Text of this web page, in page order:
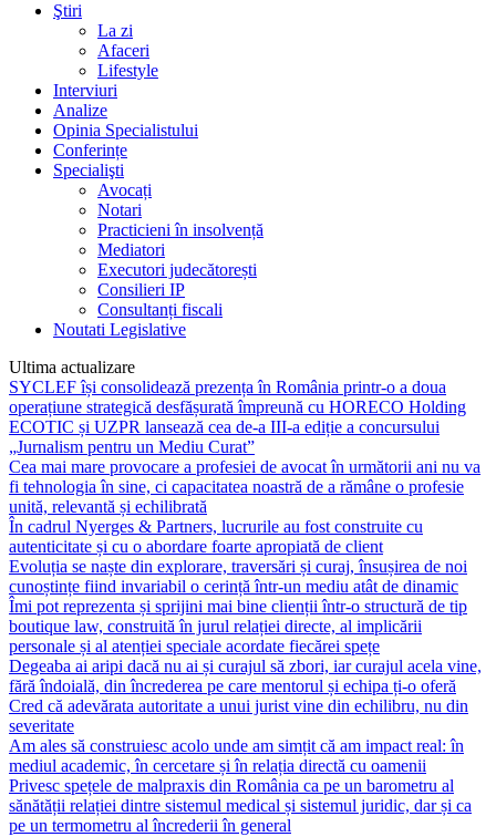
Ştiri
La zi
Afaceri
Lifestyle
Interviuri
Analize
Opinia Specialistului
Conferințe
Specialişti
Avocați
Notari
Practicieni în insolvență
Mediatori
Executori judecătorești
Consilieri IP
Consultanți fiscali
Noutati Legislative
Ultima actualizare
SYCLEF își consolidează prezența în România printr-o a doua
operațiune strategică desfășurată împreună cu HORECO Holding
ECOTIC și UZPR lansează cea de-a III-a ediție a concursului
„Jurnalism pentru un Mediu Curat”
Cea mai mare provocare a profesiei de avocat în următorii ani nu va
fi tehnologia în sine, ci capacitatea noastră de a rămâne o profesie
unită, relevantă și echilibrată
În cadrul Nyerges & Partners, lucrurile au fost construite cu
autenticitate și cu o abordare foarte apropiată de client
Evoluția se naște din explorare, traversări și curaj, însușirea de noi
cunoștințe fiind invariabil o cerință într-un mediu atât de dinamic
Îmi pot reprezenta și sprijini mai bine clienții într-o structură de tip
boutique law, construită în jurul relației directe, al implicării
personale și al atenției speciale acordate fiecărei spețe
Degeaba ai aripi dacă nu ai și curajul să zbori, iar curajul acela vine,
fără îndoială, din încrederea pe care mentorul și echipa ți-o oferă
Cred că adevărata autoritate a unui jurist vine din echilibru, nu din
severitate
Am ales să construiesc acolo unde am simțit că am impact real: în
mediul academic, în cercetare și în relația directă cu oamenii
Privesc spețele de malpraxis din România ca pe un barometru al
sănătății relației dintre sistemul medical și sistemul juridic, dar și ca
pe un termometru al încrederii în general